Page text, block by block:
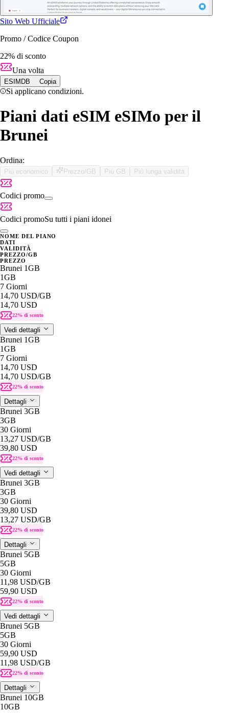
Sito Web Ufficiale
Promo / Codice Coupon
22% di sconto
Una volta
ESIMDB Copia
Si applicano condizioni.
Piani dati eSIM eSIMo per il
Brunei
Ordina:
Più economico Prezzo/GB Più GB Più lunga validità
Codici promo
Codici promoSu tutti i piani idonei
NOME DEL PIANO
DATI
VALIDITÀ
PREZZO/GB
PREZZO
Brunei 1GB
1GB
7 Giorni
14,70 USD/GB
14,70 USD
22% di sconto
Vedi dettagli
Brunei 1GB
1GB
7 Giorni
14,70 USD
14,70 USD/GB
22% di sconto
Dettagli
Brunei 3GB
3GB
30 Giorni
13,27 USD/GB
39,80 USD
22% di sconto
Vedi dettagli
Brunei 3GB
3GB
30 Giorni
39,80 USD
13,27 USD/GB
22% di sconto
Dettagli
Brunei 5GB
5GB
30 Giorni
11,98 USD/GB
59,90 USD
22% di sconto
Vedi dettagli
Brunei 5GB
5GB
30 Giorni
59,90 USD
11,98 USD/GB
22% di sconto
Dettagli
Brunei 10GB
10GB